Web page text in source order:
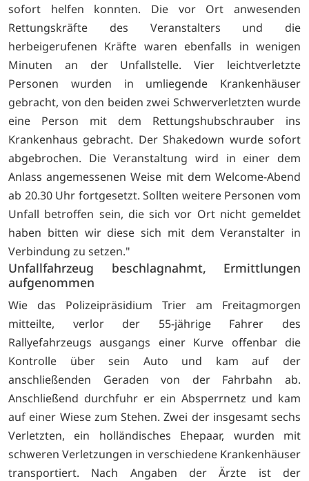
sofort helfen konnten. Die vor Ort anwesenden
Rettungskräfte des Veranstalters und die
herbeigerufenen Kräfte waren ebenfalls in wenigen
Minuten an der Unfallstelle. Vier leichtverletzte
Personen wurden in umliegende Krankenhäuser
gebracht, von den beiden zwei Schwerverletzten wurde
eine Person mit dem Rettungshubschrauber ins
Krankenhaus gebracht. Der Shakedown wurde sofort
abgebrochen. Die Veranstaltung wird in einer dem
Anlass angemessenen Weise mit dem Welcome-Abend
ab 20.30 Uhr fortgesetzt. Sollten weitere Personen vom
Unfall betroffen sein, die sich vor Ort nicht gemeldet
haben bitten wir diese sich mit dem Veranstalter in
Verbindung zu setzen."
Unfallfahrzeug beschlagnahmt, Ermittlungen
aufgenommen
Wie das Polizeipräsidium Trier am Freitagmorgen
mitteilte, verlor der 55-jährige Fahrer des
Rallyefahrzeugs ausgangs einer Kurve offenbar die
Kontrolle über sein Auto und kam auf der
anschließenden Geraden von der Fahrbahn ab.
Anschließend durchfuhr er ein Absperrnetz und kam
auf einer Wiese zum Stehen. Zwei der insgesamt sechs
Verletzten, ein holländisches Ehepaar, wurden mit
schweren Verletzungen in verschiedene Krankenhäuser
transportiert. Nach Angaben der Ärzte ist der